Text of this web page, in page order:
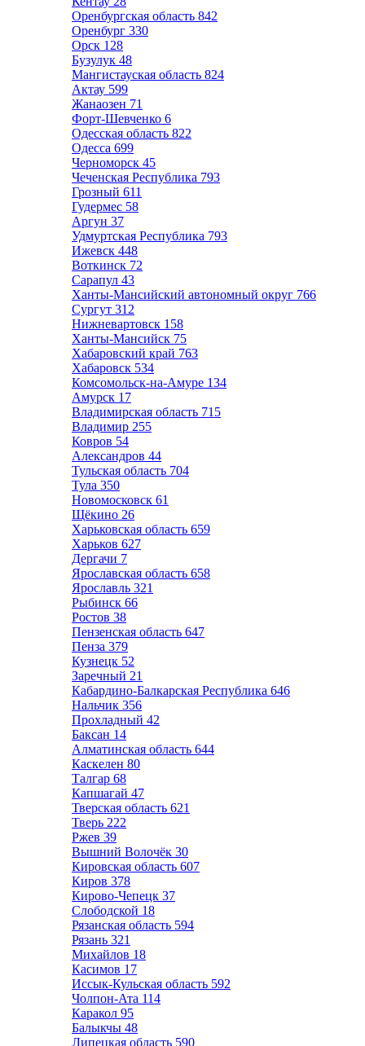
Оренбургская область 842
Оренбург 330
Орск 128
Бузулук 48
Мангистауская область 824
Актау 599
Жанаозен 71
Форт-Шевченко 6
Одесская область 822
Одесса 699
Черноморск 45
Чеченская Республика 793
Грозный 611
Гудермес 58
Аргун 37
Удмуртская Республика 793
Ижевск 448
Воткинск 72
Сарапул 43
Ханты-Мансийский автономный округ 766
Сургут 312
Нижневартовск 158
Ханты-Мансийск 75
Хабаровский край 763
Хабаровск 534
Комсомольск-на-Амуре 134
Амурск 17
Владимирская область 715
Владимир 255
Ковров 54
Александров 44
Тульская область 704
Тула 350
Новомосковск 61
Щёкино 26
Харьковская область 659
Харьков 627
Дергачи 7
Ярославская область 658
Ярославль 321
Рыбинск 66
Ростов 38
Пензенская область 647
Пенза 379
Кузнецк 52
Заречный 21
Кабардино-Балкарская Республика 646
Нальчик 356
Прохладный 42
Баксан 14
Алматинская область 644
Каскелен 80
Талгар 68
Капшагай 47
Тверская область 621
Тверь 222
Ржев 39
Вышний Волочёк 30
Кировская область 607
Киров 378
Кирово-Чепецк 37
Слободской 18
Рязанская область 594
Рязань 321
Михайлов 18
Касимов 17
Иссык-Кульская область 592
Чолпон-Ата 114
Каракол 95
Балыкчы 48
Липецкая область 590